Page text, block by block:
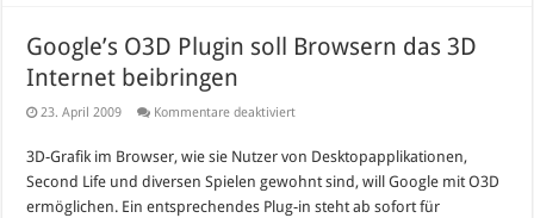
Google’s O3D Plugin soll Browsern das 3D
Internet beibringen
23. April 2009 Kommentare deaktiviertfür
Plugin
soll
Browsern
das
3D-Grafik im Browser, wie sie Nutzer von Desktopapplikationen,
Second Life und diversen Spielen gewohnt sind, will Google mit O3D
ermöglichen. Ein entsprechendes Plug-in steht ab sofort für